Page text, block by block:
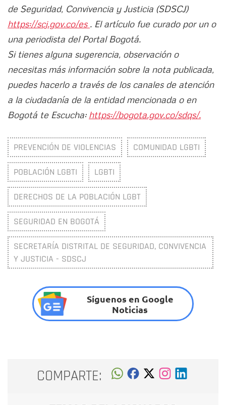
de Seguridad, Convivencia y Justicia (SDSCJ)
https://scj.gov.co/es . El artículo fue curado por un o
una periodista del Portal Bogotá.
Si tienes alguna sugerencia, observación o
necesitas más información sobre la nota publicada,
puedes hacerlo a través de los canales de atención
a la ciudadanía de la entidad mencionada o en
Bogotá te Escucha: https://bogota.gov.co/sdqs/.
PREVENCIÓN DE VIOLENCIAS COMUNIDAD LGBTI
POBLACIÓN LGBTI LGBTI
DERECHOS DE LA POBLACIÓN LGBT
SEGURIDAD EN BOGOTÁ
SECRETARÍA DISTRITAL DE SEGURIDAD, CONVIVENCIA
Y JUSTICIA - SDSCJ
Síguenos en Google
Noticias
COMPARTE: